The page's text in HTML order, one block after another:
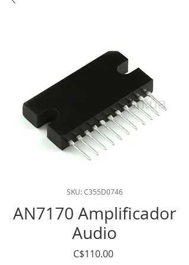
SKU: C355D0746
AN7170 Amplificador
Audio
C$110.00Precio